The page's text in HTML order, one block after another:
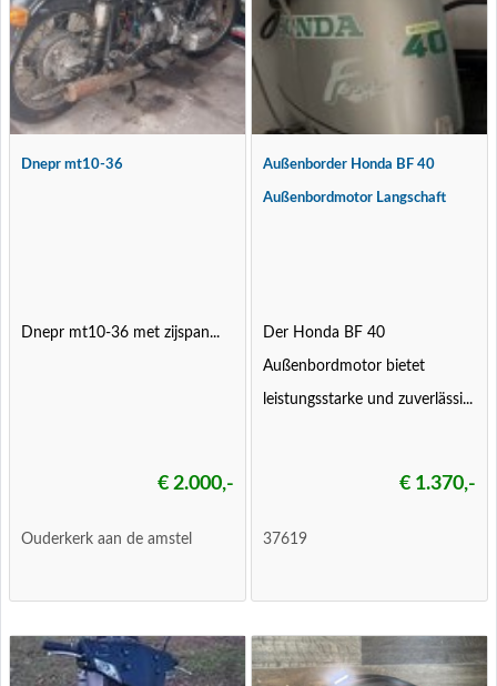
Dnepr mt10-36
Dnepr mt10-36 met zijspan...
€ 2.000,-
Ouderkerk aan de amstel
Außenborder Honda BF 40
Außenbordmotor Langschaft
Der Honda BF 40
Außenbordmotor bietet
leistungsstarke und zuverlässi...
€ 1.370,-
37619